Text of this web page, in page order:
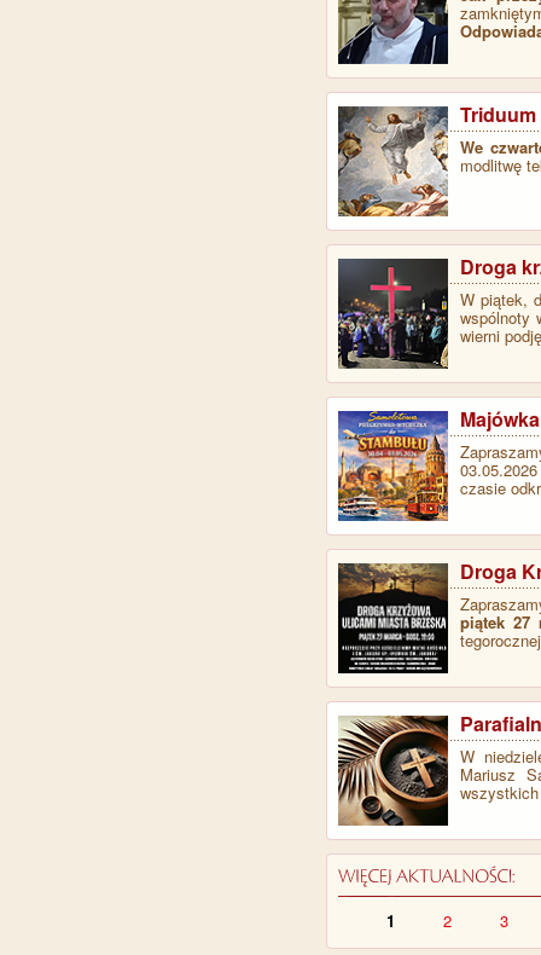
We
modlitwę
Droga
W piątek,
wspólnoty
wierni
czasie
Droga
piątek 27
​W
Mariusz
1 2 3